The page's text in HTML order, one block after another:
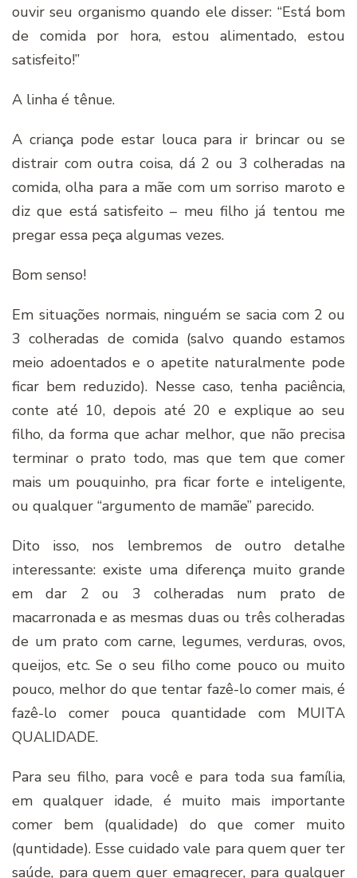
ouvir seu organismo quando ele disser: “Está bom
de comida por hora, estou alimentado, estou
satisfeito!”
A linha é tênue.
A criança pode estar louca para ir brincar ou se
distrair com outra coisa, dá 2 ou 3 colheradas na
comida, olha para a mãe com um sorriso maroto e
diz que está satisfeito – meu filho já tentou me
pregar essa peça algumas vezes.
Bom senso!
Em situações normais, ninguém se sacia com 2 ou
3 colheradas de comida (salvo quando estamos
meio adoentados e o apetite naturalmente pode
ficar bem reduzido). Nesse caso, tenha paciência,
conte até 10, depois até 20 e explique ao seu
filho, da forma que achar melhor, que não precisa
terminar o prato todo, mas que tem que comer
mais um pouquinho, pra ficar forte e inteligente,
ou qualquer “argumento de mamãe” parecido.
Dito isso, nos lembremos de outro detalhe
interessante: existe uma diferença muito grande
em dar 2 ou 3 colheradas num prato de
macarronada e as mesmas duas ou três colheradas
de um prato com carne, legumes, verduras, ovos,
queijos, etc. Se o seu filho come pouco ou muito
pouco, melhor do que tentar fazê-lo comer mais, é
fazê-lo comer pouca quantidade com MUITA
QUALIDADE.
Para seu filho, para você e para toda sua família,
em qualquer idade, é muito mais importante
comer bem (qualidade) do que comer muito
(quntidade). Esse cuidado vale para quem quer ter
saúde, para quem quer emagrecer, para qualquer